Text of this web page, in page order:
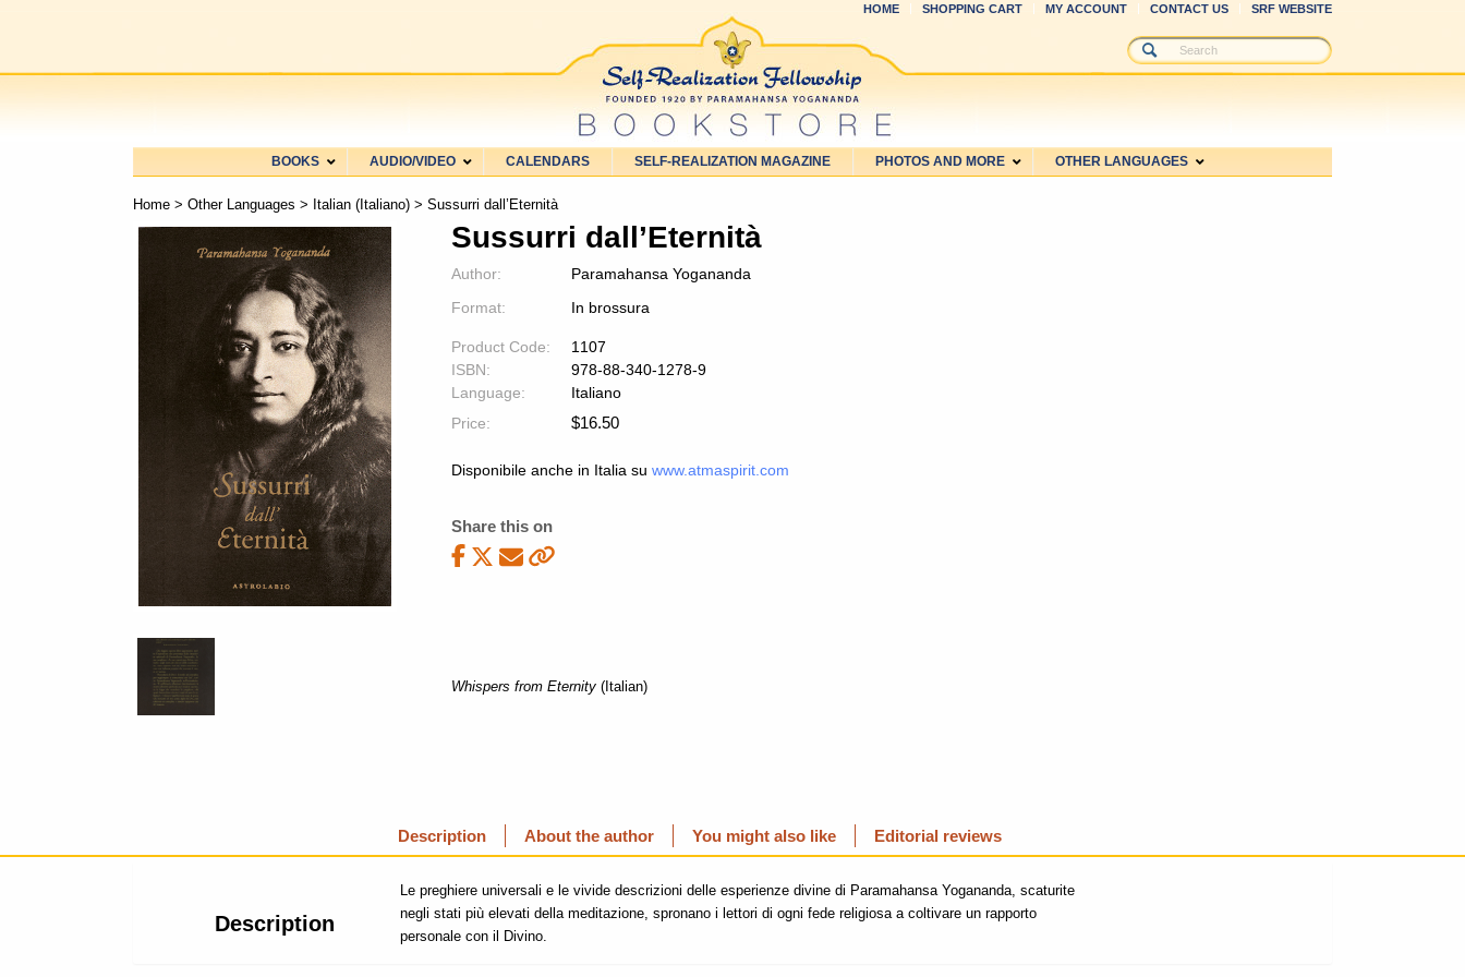
HOME SHOPPING CART MY ACCOUNT CONTACT US SRF WEBSITE
BOOKS AUDIO/VIDEO CALENDARS SELF-REALIZATION MAGAZINE PHOTOS AND MORE OTHER LANGUAGES
Home > Other Languages > Italian (Italiano) > Sussurri dall’Eternità
Sussurri dall’Eternità
Author:
Paramahansa Yogananda
Format:
In brossura
Product Code:
1107
ISBN:
978-88-340-1278-9
Language:
Italiano
Price:
$16.50
Disponibile anche in Italia su www.atmaspirit.com
Share this on
Whispers from Eternity (Italian)
Description About the author You might also like Editorial reviews
Description
Le preghiere universali e le vivide descrizioni delle esperienze divine di Paramahansa Yogananda, scaturite
negli stati più elevati della meditazione, spronano i lettori di ogni fede religiosa a coltivare un rapporto
personale con il Divino.